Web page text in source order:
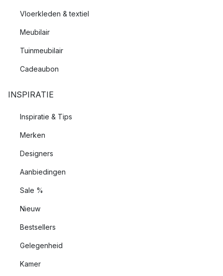
Vloerkleden & textiel
Meubilair
Tuinmeubilair
Cadeaubon
INSPIRATIE
Inspiratie & Tips
Merken
Designers
Aanbiedingen
Sale %
Nieuw
Bestsellers
Gelegenheid
Kamer